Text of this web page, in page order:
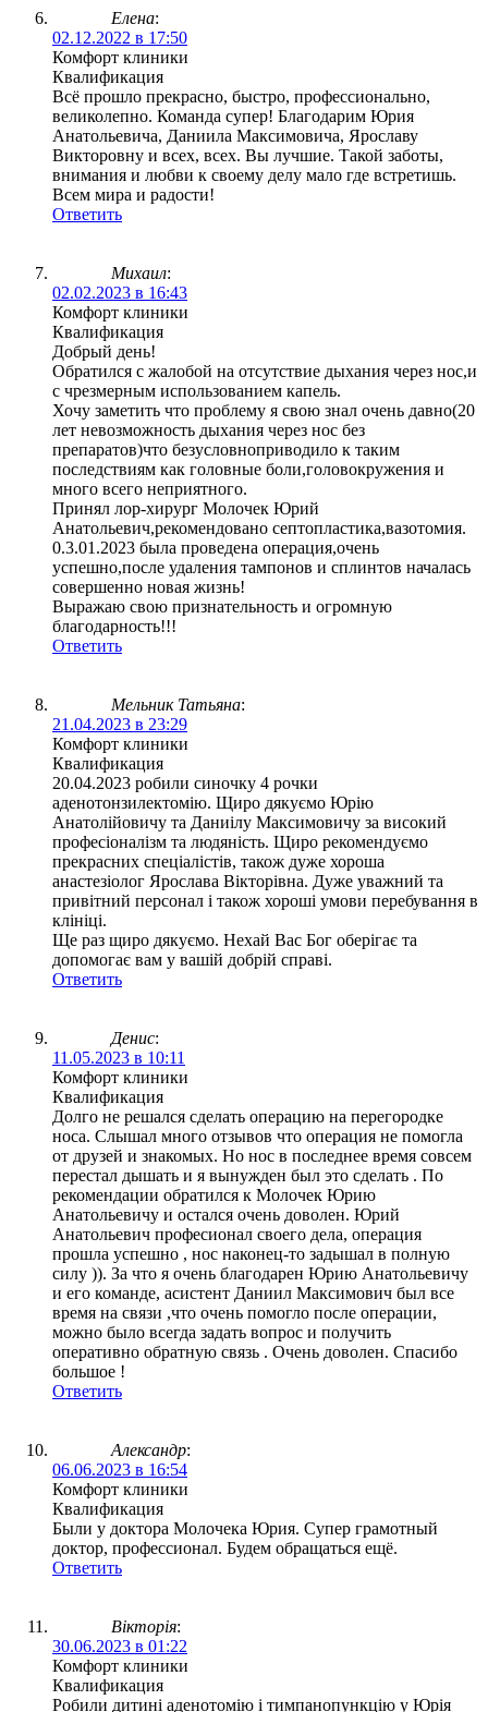
Елена:
02.12.2022 в 17:50
Комфорт клиники
Квалификация
Всё прошло прекрасно, быстро, профессионально,
великолепно. Команда супер! Благодарим Юрия
Анатольевича, Даниила Максимовича, Ярославу
Викторовну и всех, всех. Вы лучшие. Такой заботы,
внимания и любви к своему делу мало где встретишь.
Всем мира и радости!
Ответить
Михаил:
02.02.2023 в 16:43
Комфорт клиники
Квалификация
Добрый день!
Обратился с жалобой на отсутствие дыхания через нос,и
с чрезмерным использованием капель.
Хочу заметить что проблему я свою знал очень давно(20
лет невозможность дыхания через нос без
препаратов)что безусловноприводило к таким
последствиям как головные боли,головокружения и
много всего неприятного.
Принял лор-хирург Молочек Юрий
Анатольевич,рекомендовано септопластика,вазотомия.
0.3.01.2023 была проведена операция,очень
успешно,после удаления тампонов и сплинтов началась
совершенно новая жизнь!
Выражаю свою признательность и огромную
благодарность!!!
Ответить
Мельник Татьяна:
21.04.2023 в 23:29
Комфорт клиники
Квалификация
20.04.2023 робили синочку 4 рочки
аденотонзилектомію. Щиро дякуємо Юрію
Анатолійовичу та Даниілу Максимовичу за високий
професіоналізм та людяність. Щиро рекомендуємо
прекрасних спеціалістів, також дуже хороша
анастезіолог Ярослава Вікторівна. Дуже уважний та
привітний персонал і також хороші умови перебування в
клініці.
Ще раз щиро дякуємо. Нехай Вас Бог оберігає та
допомогає вам у вашій добрій справі.
Ответить
Денис:
11.05.2023 в 10:11
Комфорт клиники
Квалификация
Долго не решался сделать операцию на перегородке
носа. Слышал много отзывов что операция не помогла
от друзей и знакомых. Но нос в последнее время совсем
перестал дышать и я вынужден был это сделать . По
рекомендации обратился к Молочек Юрию
Анатольевичу и остался очень доволен. Юрий
Анатольевич професионал своего дела, операция
прошла успешно , нос наконец-то задышал в полную
силу )). За что я очень благодарен Юрию Анатольевичу
и его команде, асистент Даниил Максимович был все
время на связи ,что очень помогло после операции,
можно было всегда задать вопрос и получить
оперативно обратную связь . Очень доволен. Спасибо
большое !
Ответить
Александр:
06.06.2023 в 16:54
Комфорт клиники
Квалификация
Были у доктора Молочека Юрия. Супер грамотный
доктор, профессионал. Будем обращаться ещё.
Ответить
Вікторія:
30.06.2023 в 01:22
Комфорт клиники
Квалификация
Робили дитині аденотомію і тимпанопункцію у Юрія